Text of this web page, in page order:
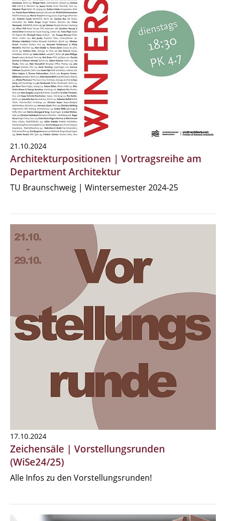
21.10.2024
Architekturpositionen | Vortragsreihe am
Department Architektur
TU Braunschweig | Wintersemester 2024-25
17.10.2024
Zeichensäle | Vorstellungsrunden
(WiSe24/25)
Alle Infos zu den Vorstellungsrunden!